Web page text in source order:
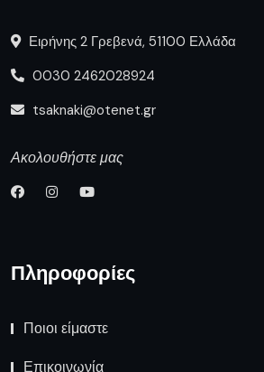
Ειρήνης 2 Γρεβενά, 51100 Ελλάδα
0030 2462028924
tsaknaki@otenet.gr
Ακολουθήστε μας
Πληροφορίες
Ποιοι είμαστε
Επικοινωνία